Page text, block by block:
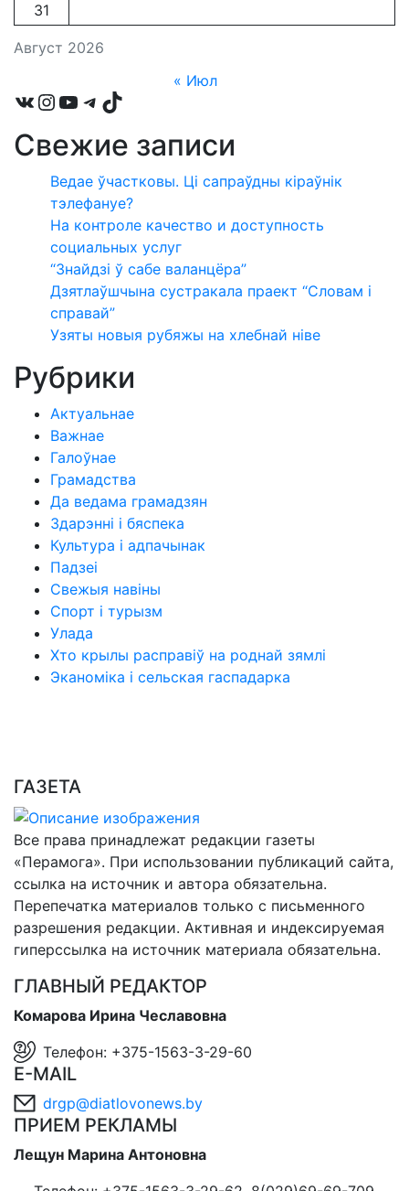
Август 2026
31
« Июл
VKInstagram
YouTube
Telegram
TikTok
Свежие записи
Ведае ўчастковы. Ці сапраўдны кіраўнік
тэлефануе?
На контроле качество и доступность
социальных услуг
“Знайдзі ў сабе валанцёра”
Дзятлаўшчына сустракала праект “Словам і
справай”
Узяты новыя рубяжы на хлебнай ніве
Рубрики
Актуальнае
Важнае
Галоўнае
Грамадства
Да ведама грамадзян
Здарэнні і бяспека
Культура і адпачынак
Падзеі
Свежыя навіны
Спорт і турызм
Улада
Хто крылы расправіў на роднай зямлі
Эканоміка і сельская гаспадарка
ГАЗЕТА
Все права принадлежат редакции газеты
«Перамога». При использовании публикаций сайта,
ссылка на источник и автора обязательна.
Перепечатка материалов только с письменного
разрешения редакции. Активная и индексируемая
гиперссылка на источник материала обязательна.
ГЛАВНЫЙ РЕДАКТОР
Комарова Ирина Чеславовна
Телефон: +375-1563-3-29-60
E-MAIL
drgp@diatlovonews.by
ПРИЕМ РЕКЛАМЫ
Лещун Марина Антоновна